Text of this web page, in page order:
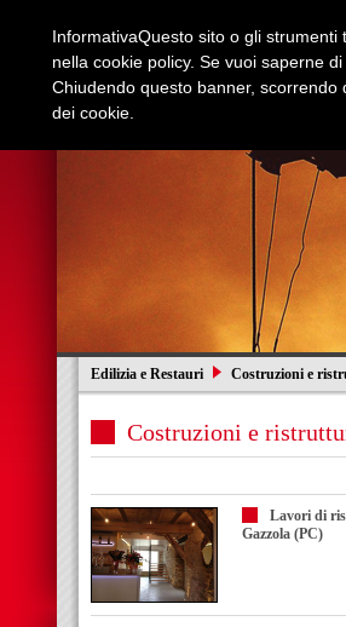
Edilizia e Restauri Costruzioni e
Costruzioni e
Lavori di
Gazzola (PC)
InformativaQuesto sito o gli strumenti
nella cookie policy. Se vuoi saperne
Chiudendo questo banner,
dei cookie.